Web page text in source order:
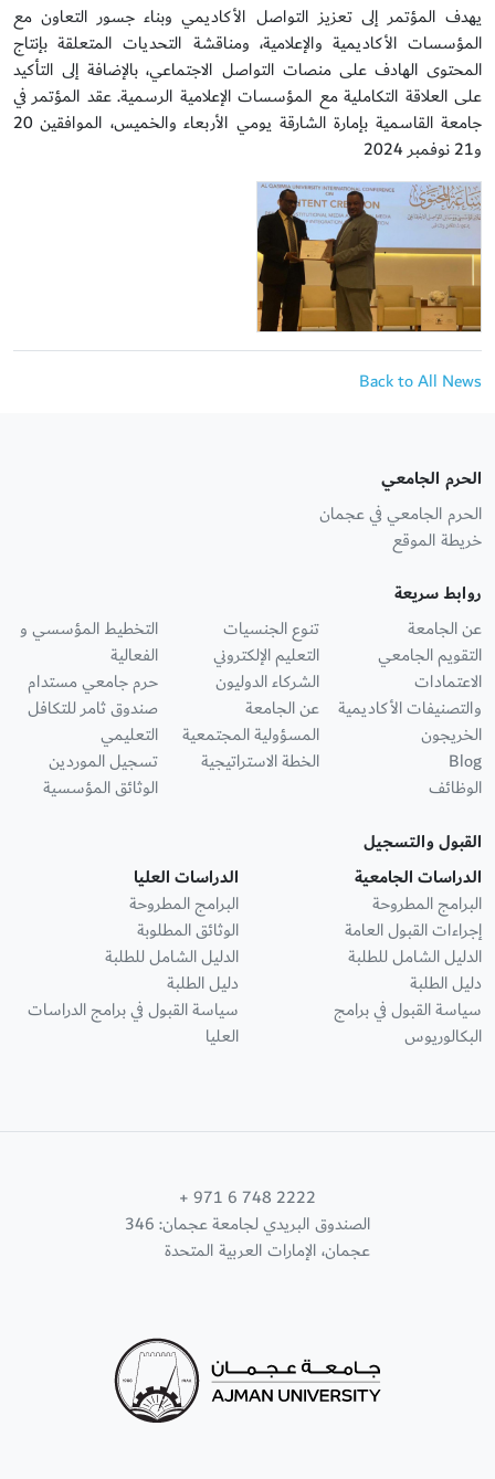
يهدف المؤتمر إلى تعزيز التواصل الأكاديمي وبناء جسور التعاون مع
المؤسسات الأكاديمية والإعلامية، ومناقشة التحديات المتعلقة بإنتاج
المحتوى الهادف على منصات التواصل الاجتماعي، بالإضافة إلى التأكيد
على العلاقة التكاملية مع المؤسسات الإعلامية الرسمية. عقد المؤتمر في
جامعة القاسمية بإمارة الشارقة يومي الأربعاء والخميس، الموافقين 20
و21 نوفمبر 2024
Back to All News
الحرم الجامعي
الحرم الجامعي في عجمان
خريطة الموقع
روابط سريعة
عن الجامعة
التقويم الجامعي
الاعتمادات
والتصنيفات الأكاديمية
الخريجون
Blog
الوظائف
تنوع الجنسيات
التعليم الإلكتروني
الشركاء الدوليون
عن الجامعة
المسؤولية المجتمعية
الخطة الاستراتيجية
التخطيط المؤسسي و
الفعالية
حرم جامعي مستدام
صندوق ثامر للتكافل
التعليمي
تسجيل الموردين
الوثائق المؤسسية
القبول والتسجيل
الدراسات الجامعية
البرامج المطروحة
إجراءات القبول العامة
الدليل الشامل للطلبة
دليل الطلبة
سياسة القبول في برامج
البكالوريوس
الدراسات العليا
البرامج المطروحة
الوثائق المطلوبة
الدليل الشامل للطلبة
دليل الطلبة
سياسة القبول في برامج الدراسات
العليا
+ 971 6 748 2222
الصندوق البريدي لجامعة عجمان: 346
عجمان، الإمارات العربية المتحدة